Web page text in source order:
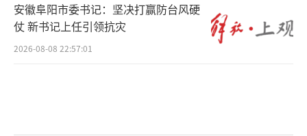
安徽阜阳市委书记：坚决打赢防台风硬
仗 新书记上任引领抗灾
2026-08-08 22:57:01